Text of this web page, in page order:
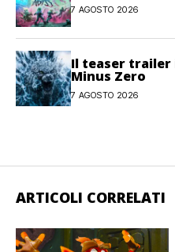
7 AGOSTO 2026
Il teaser trailer
Minus Zero
7 AGOSTO 2026
ARTICOLI CORRELATI